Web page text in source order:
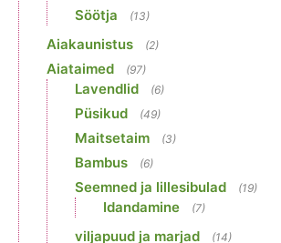
Söötja (13)
Aiakaunistus (2)
Aiataimed (97)
Lavendlid (6)
Püsikud (49)
Maitsetaim (3)
Bambus (6)
Seemned ja lillesibulad (19)
Idandamine (7)
viljapuud ja marjad (14)